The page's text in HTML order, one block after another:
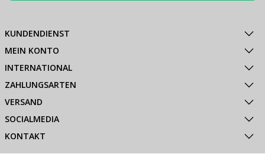
KUNDENDIENST
MEIN KONTO
INTERNATIONAL
ZAHLUNGSARTEN
VERSAND
SOCIALMEDIA
KONTAKT